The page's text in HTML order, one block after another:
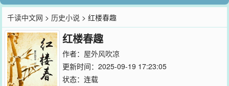
千读中文网 > 历史小说 > 红楼春趣
红楼春趣
作者： 屋外风吹凉
更新时间：2025-09-19 17:23:05
状态：连载